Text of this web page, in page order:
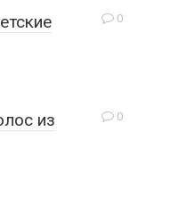
0
0
из